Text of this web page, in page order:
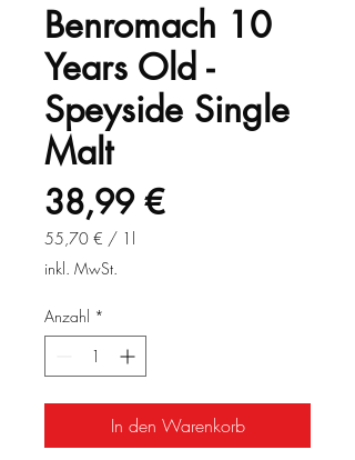
Benromach 10
Years Old -
Speyside Single
Malt
38,99 €Preis
55,70 € / 1l
55,70 €
pro
Liter
inkl. MwSt.
Anzahl *
In den Warenkorb